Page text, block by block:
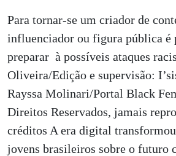
Para tornar-se um criador de
influenciador ou figura pública é
preparar à possíveis ataques
Oliveira/Edição e supervisão:
Rayssa Molinari/Portal Black
Direitos Reservados, jamais
créditos A era digital transformou
jovens brasileiros sobre o futuro